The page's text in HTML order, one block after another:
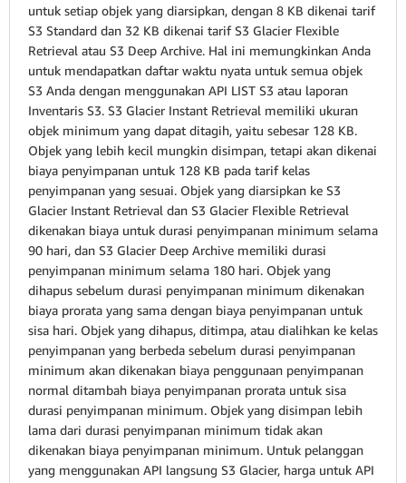
untuk setiap objek yang diarsipkan, dengan 8 KB dikenai tarif
S3 Standard dan 32 KB dikenai tarif S3 Glacier Flexible
Retrieval atau S3 Deep Archive. Hal ini memungkinkan Anda
untuk mendapatkan daftar waktu nyata untuk semua objek
S3 Anda dengan menggunakan API LIST S3 atau laporan
Inventaris S3. S3 Glacier Instant Retrieval memiliki ukuran
objek minimum yang dapat ditagih, yaitu sebesar 128 KB.
Objek yang lebih kecil mungkin disimpan, tetapi akan dikenai
biaya penyimpanan untuk 128 KB pada tarif kelas
penyimpanan yang sesuai. Objek yang diarsipkan ke S3
Glacier Instant Retrieval dan S3 Glacier Flexible Retrieval
dikenakan biaya untuk durasi penyimpanan minimum selama
90 hari, dan S3 Glacier Deep Archive memiliki durasi
penyimpanan minimum selama 180 hari. Objek yang
dihapus sebelum durasi penyimpanan minimum dikenakan
biaya prorata yang sama dengan biaya penyimpanan untuk
sisa hari. Objek yang dihapus, ditimpa, atau dialihkan ke kelas
penyimpanan yang berbeda sebelum durasi penyimpanan
minimum akan dikenakan biaya penggunaan penyimpanan
normal ditambah biaya penyimpanan prorata untuk sisa
durasi penyimpanan minimum. Objek yang disimpan lebih
lama dari durasi penyimpanan minimum tidak akan
dikenakan biaya penyimpanan minimum. Untuk pelanggan
yang menggunakan API langsung S3 Glacier, harga untuk API